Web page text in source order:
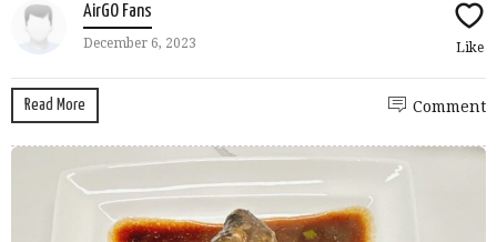
AirGO Fans
December 6, 2023 Like
Read More Comment